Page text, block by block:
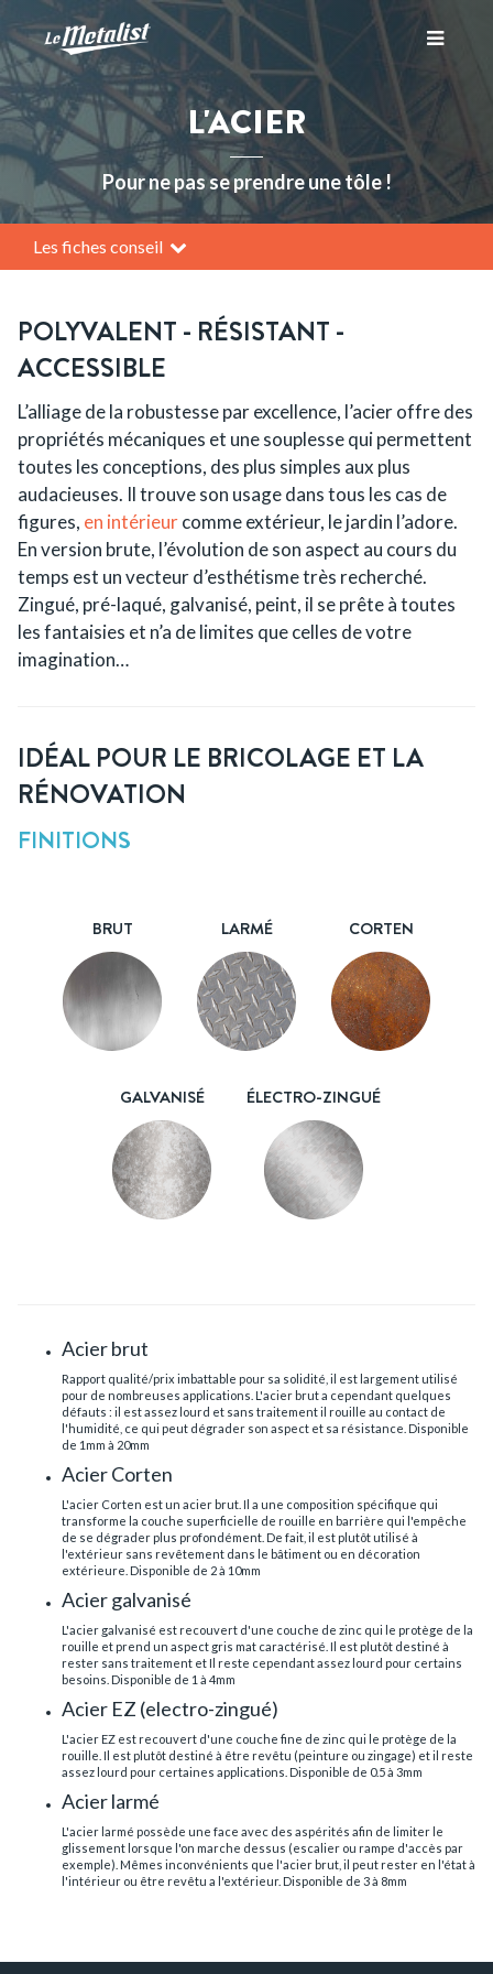
Toggle
L'ACIER
Pour ne pas se prendre une tôle !
Les fiches conseil
POLYVALENT - RÉSISTANT -
ACCESSIBLE
L’alliage de la robustesse par excellence, l’acier offre des
propriétés mécaniques et une souplesse qui permettent
toutes les conceptions, des plus simples aux plus
audacieuses. Il trouve son usage dans tous les cas de
figures, en intérieurcomme extérieur, le jardin l’adore.
En version brute, l’évolution de son aspect au cours du
temps est un vecteur d’esthétisme très recherché.
Zingué, pré-laqué, galvanisé, peint, il se prête à toutes
les fantaisies et n’a de limites que celles de votre
imagination…
IDÉAL POUR LE BRICOLAGE ET LA
RÉNOVATION
FINITIONS
BRUT LARMÉ CORTEN
GALVANISÉ ÉLECTRO-ZINGUÉ
Acier brut
Rapport qualité/prix imbattable pour sa solidité, il est largement utilisé
pour de nombreuses applications. L'acier brut a cependant quelques
défauts : il est assez lourd et sans traitement il rouille au contact de
l'humidité, ce qui peut dégrader son aspect et sa résistance. Disponible
de 1mm à 20mm
Acier Corten
L'acier Corten est un acier brut. Il a une composition spécifique qui
transforme la couche superficielle de rouille en barrière qui l'empêche
de se dégrader plus profondément. De fait, il est plutôt utilisé à
l'extérieur sans revêtement dans le bâtiment ou en décoration
extérieure. Disponible de 2 à 10mm
Acier galvanisé
L'acier galvanisé est recouvert d'une couche de zinc qui le protège de la
rouille et prend un aspect gris mat caractérisé. Il est plutôt destiné à
rester sans traitement et Il reste cependant assez lourd pour certains
besoins. Disponible de 1 à 4mm
Acier EZ (electro-zingué)
L'acier EZ est recouvert d'une couche fine de zinc qui le protège de la
rouille. Il est plutôt destiné à être revêtu (peinture ou zingage) et il reste
assez lourd pour certaines applications. Disponible de 0.5 à 3mm
Acier larmé
L'acier larmé possède une face avec des aspérités afin de limiter le
glissement lorsque l'on marche dessus (escalier ou rampe d'accès par
exemple). Mêmes inconvénients que l'acier brut, il peut rester en l'état à
l'intérieur ou être revêtu a l'extérieur. Disponible de 3 à 8mm